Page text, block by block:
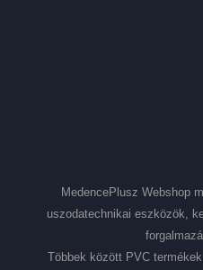
MedencePlusz Webshop
uszodatechnikai eszközök,
Többek között PVC